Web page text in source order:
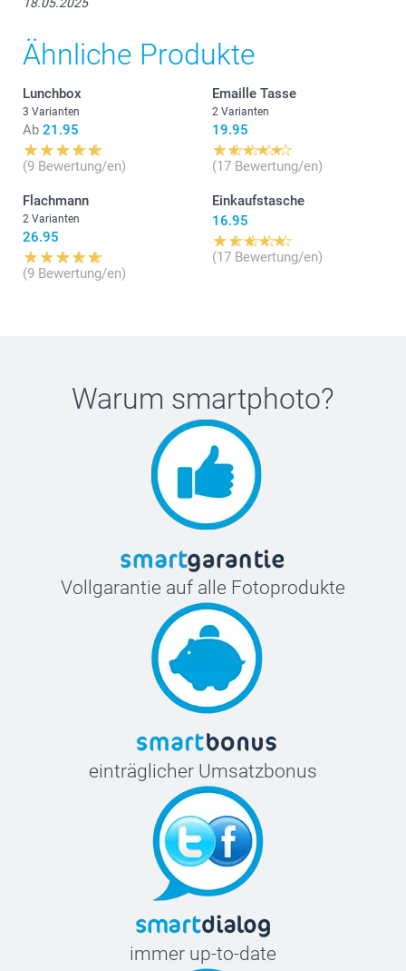
Ähnliche Produkte
Lunchbox
3 Varianten
Ab 21.95
(9 Bewertung/en)
Emaille Tasse
2 Varianten
19.95
(17 Bewertung/en)
Flachmann
2 Varianten
26.95
(9 Bewertung/en)
Einkaufstasche
16.95
(17 Bewertung/en)
Warum smartphoto?
Vollgarantie auf alle Fotoprodukte
einträglicher Umsatzbonus
immer up-to-date